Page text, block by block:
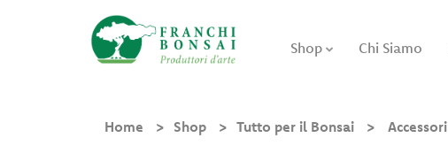
Shop Chi Siamo
Home Shop Tutto per il Bonsai Accessori